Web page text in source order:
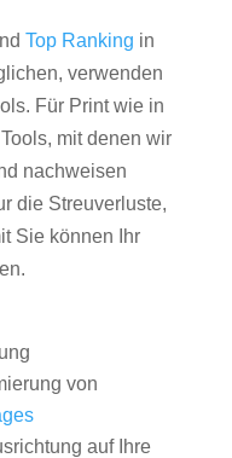
Top Ranking in
verwenden
Für Print wie in
mit denen wir
nachweisen
die Streuverluste,
Sie können Ihr
von
auf Ihre